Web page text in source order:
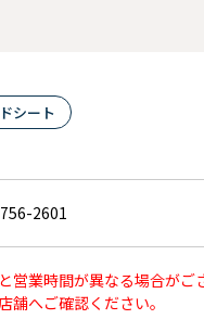
シート
2601
営業時間が異なる場合がご
舗へご確認ください。